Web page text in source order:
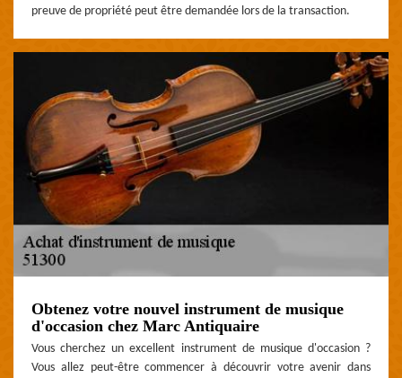
preuve de propriété peut être demandée lors de la transaction.
Obtenez votre nouvel instrument de musique
d'occasion chez Marc Antiquaire
Vous cherchez un excellent instrument de musique d'occasion ?
Vous allez peut-être commencer à découvrir votre avenir dans